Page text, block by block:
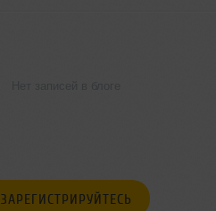
ЗАРЕГИСТРИРУЙТЕСЬ